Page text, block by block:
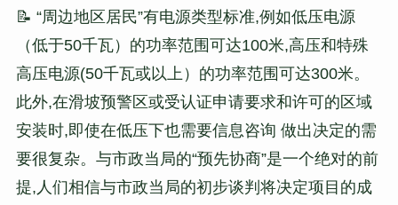
📝 “周边地区居民”有电源类型标准,例如低压电源
（低于50千瓦）的功率范围可达100米,高压和特殊
高压电源(50千瓦或以上）的功率范围可达300米。
此外,在滑坡预警区或受认证申请要求和许可的区域
安装时,即使在低压下也需要信息咨询 做出决定的需
要很复杂。与市政当局的“预先协商”是一个绝对的前
提,人们相信与市政当局的初步谈判将决定项目的成